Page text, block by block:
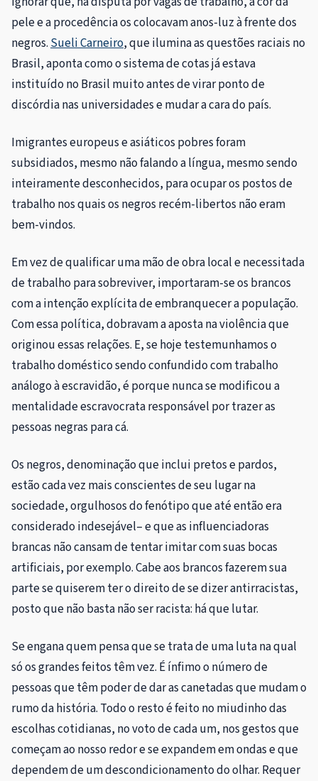
pele e a procedência os colocavam anos-luz à frente dos
negros. Sueli Carneiro, que ilumina as questões raciais no
Brasil, aponta como o sistema de cotas já estava
instituído no Brasil muito antes de virar ponto de
discórdia nas universidades e mudar a cara do país.
Imigrantes europeus e asiáticos pobres foram
subsidiados, mesmo não falando a língua, mesmo sendo
inteiramente desconhecidos, para ocupar os postos de
trabalho nos quais os negros recém-libertos não eram
bem-vindos.
Em vez de qualificar uma mão de obra local e necessitada
de trabalho para sobreviver, importaram-se os brancos
com a intenção explícita de embranquecer a população.
Com essa política, dobravam a aposta na violência que
originou essas relações. E, se hoje testemunhamos o
trabalho doméstico sendo confundido com trabalho
análogo à escravidão, é porque nunca se modificou a
mentalidade escravocrata responsável por trazer as
pessoas negras para cá.
Os negros, denominação que inclui pretos e pardos,
estão cada vez mais conscientes de seu lugar na
sociedade, orgulhosos do fenótipo que até então era
considerado indesejável– e que as influenciadoras
brancas não cansam de tentar imitar com suas bocas
artificiais, por exemplo. Cabe aos brancos fazerem sua
parte se quiserem ter o direito de se dizer antirracistas,
posto que não basta não ser racista: há que lutar.
Se engana quem pensa que se trata de uma luta na qual
só os grandes feitos têm vez. É ínfimo o número de
pessoas que têm poder de dar as canetadas que mudam o
rumo da história. Todo o resto é feito no miudinho das
escolhas cotidianas, no voto de cada um, nos gestos que
começam ao nosso redor e se expandem em ondas e que
dependem de um descondicionamento do olhar. Requer